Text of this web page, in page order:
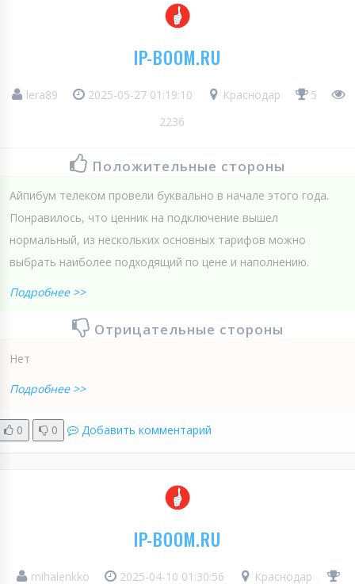
IP-BOOM.RU
lera89 2025-05-27 01:19:10 Краснодар
5
2236
Положительные стороны
Айпибум телеком провели буквально в начале этого года.
Понравилось, что ценник на подключение вышел
нормальный, из нескольких основных тарифов можно
выбрать наиболее подходящий по цене и наполнению.
Подробнее >>
Отрицательные стороны
Нет
Подробнее >>
0 0 Добавить комментарий
IP-BOOM.RU
mihalenkko 2025-04-10 01:30:56 Краснодар